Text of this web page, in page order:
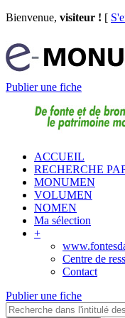
Bienvenue, visiteur ! [
Publier une fiche
ACCUEIL
RECHERCHE
MONUMEN
VOLUMEN
NOMEN
Ma sélection
+
Centre de
Contact
Publier une fiche